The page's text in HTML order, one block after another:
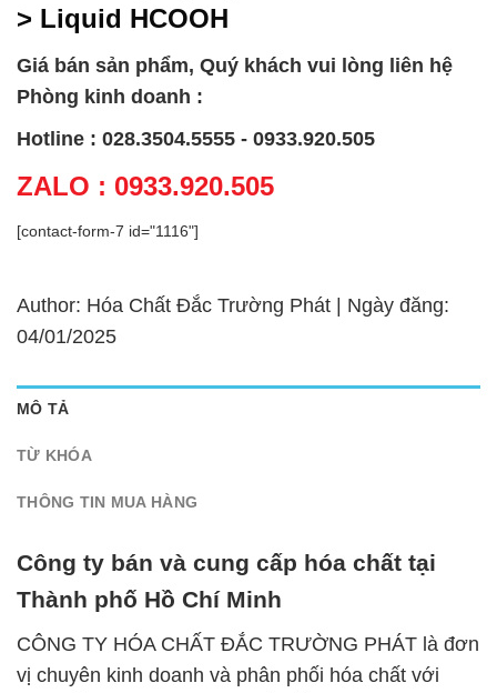
> Liquid HCOOH
Giá bán sản phẩm, Quý khách vui lòng liên hệ
Phòng kinh doanh :
Hotline : 028.3504.5555 - 0933.920.505
ZALO : 0933.920.505
[contact-form-7 id="1116"]
Author: Hóa Chất Đắc Trường Phát | Ngày đăng:
04/01/2025
MÔ TẢ
TỪ KHÓA
THÔNG TIN MUA HÀNG
Công ty bán và cung cấp hóa chất tại
Thành phố Hồ Chí Minh
CÔNG TY HÓA CHẤT ĐẮC TRƯỜNG PHÁT là đơn
vị chuyên kinh doanh và phân phối hóa chất với